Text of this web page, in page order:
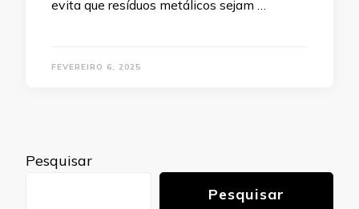
evita que resíduos metálicos sejam …
FEVEREIRO 6, 2025
Pesquisar
Pesquisar